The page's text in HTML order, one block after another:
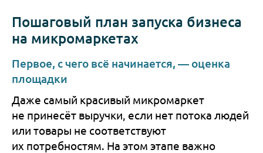
Пошаговый план запуска бизнеса
на микромаркетах
Первое, с чего всё начинается, — оценка
площадки
Даже самый красивый микромаркет
не принесёт выручки, если нет потока людей
или товары не соответствуют
их потребностям. На этом этапе важно